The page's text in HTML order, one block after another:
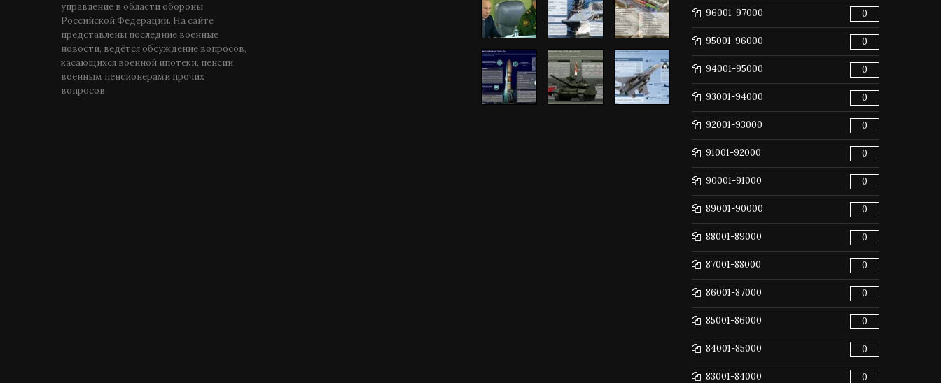
управление в области обороны
Российской Федерации. На сайте
представлены последние военные
новости, ведётся обсуждение вопросов,
касающихся военной ипотеки, пенсии
военным пенсионерами прочих
вопросов.
96001-97000 0
95001-96000 0
94001-95000 0
93001-94000 0
92001-93000 0
91001-92000 0
90001-91000 0
89001-90000 0
88001-89000 0
87001-88000 0
86001-87000 0
85001-86000 0
84001-85000 0
83001-84000 0